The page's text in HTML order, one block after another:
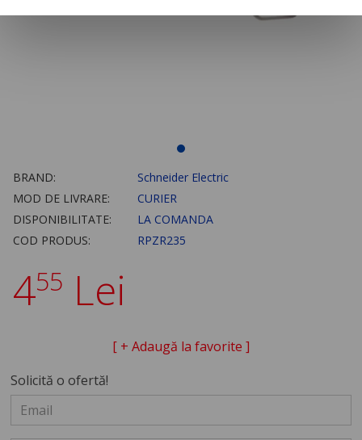
BRAND:
Schneider Electric
MOD DE LIVRARE:
CURIER
DISPONIBILITATE:
LA COMANDA
COD PRODUS:
RPZR235
455 Lei
[ + Adaugă la favorite ]
Solicită o ofertă!